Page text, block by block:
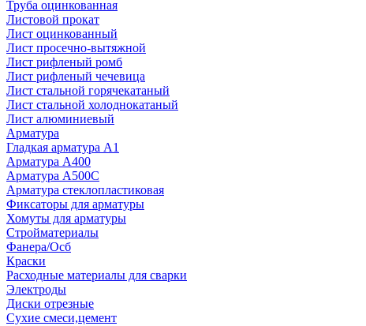
Труба оцинкованная
Листовой прокат
Лист оцинкованный
Лист просечно-вытяжной
Лист рифленый ромб
Лист рифленый чечевица
Лист стальной горячекатаный
Лист стальной холоднокатаный
Лист алюминиевый
Арматура
Гладкая арматура А1
Арматура А400
Арматура A500C
Арматура стеклопластиковая
Фиксаторы для арматуры
Хомуты для арматуры
Стройматериалы
Фанера/Осб
Краски
Расходные материалы для сварки
Электроды
Диски отрезные
Сухие смеси,цемент